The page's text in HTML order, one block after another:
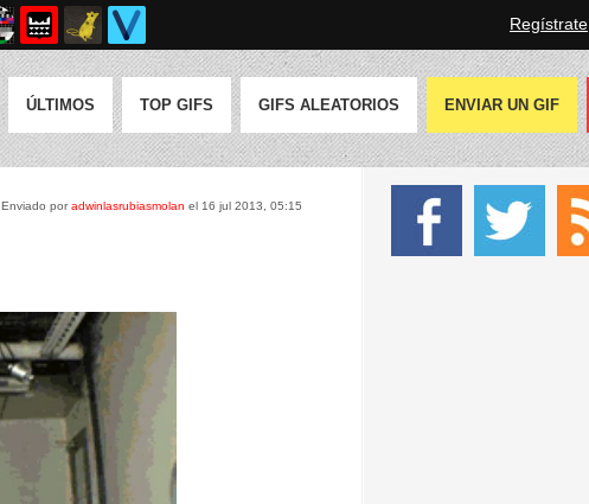
Regístrate
ÚLTIMOS TOP GIFS GIFS ALEATORIOS ENVIAR UN GIF
Enviado poradwinlasrubiasmolan el 16 jul 2013, 05:15